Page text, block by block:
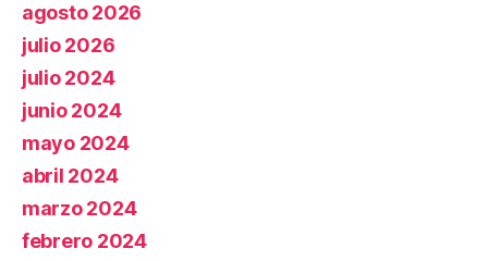
agosto 2026
julio 2026
julio 2024
junio 2024
mayo 2024
abril 2024
marzo 2024
febrero 2024